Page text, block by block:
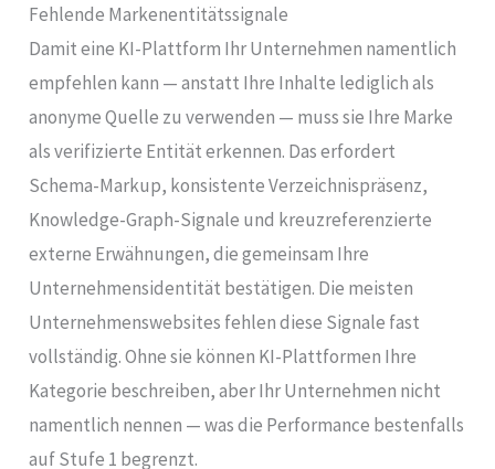
Fehlende Markenentitätssignale
Damit eine KI-Plattform Ihr Unternehmen namentlich
empfehlen kann — anstatt Ihre Inhalte lediglich als
anonyme Quelle zu verwenden — muss sie Ihre Marke
als verifizierte Entität erkennen. Das erfordert
Schema-Markup, konsistente Verzeichnispräsenz,
Knowledge-Graph-Signale und kreuzreferenzierte
externe Erwähnungen, die gemeinsam Ihre
Unternehmensidentität bestätigen. Die meisten
Unternehmenswebsites fehlen diese Signale fast
vollständig. Ohne sie können KI-Plattformen Ihre
Kategorie beschreiben, aber Ihr Unternehmen nicht
namentlich nennen — was die Performance bestenfalls
auf Stufe 1 begrenzt.